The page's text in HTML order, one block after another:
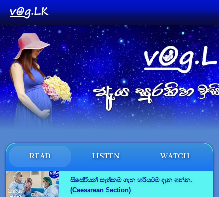
READ LISTEN WATCH
සිසේරියන් සැත්කම ගැන හරියටම දැන ගන්න.
(Caesarean Section)